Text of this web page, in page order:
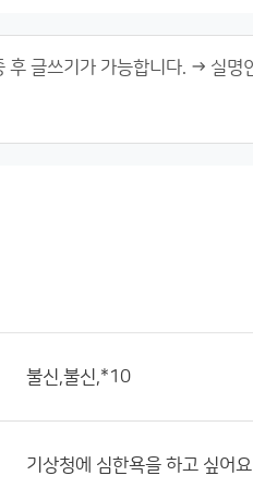
불신,불신,*10
기상청에 심한욕을 하고 싶어요